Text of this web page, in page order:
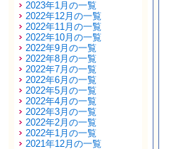
2023年1月の一覧
2022年12月の一覧
2022年11月の一覧
2022年10月の一覧
2022年9月の一覧
2022年8月の一覧
2022年7月の一覧
2022年6月の一覧
2022年5月の一覧
2022年4月の一覧
2022年3月の一覧
2022年2月の一覧
2022年1月の一覧
2021年12月の一覧